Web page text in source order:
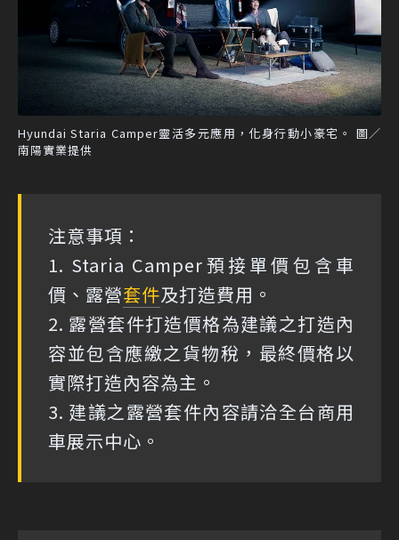
Hyundai Staria Camper靈活多元應用，化身行動小豪宅。 圖／
南陽實業提供
注意事項：
1. Staria Camper預接單價包含車
價、露營套件及打造費用。
2. 露營套件打造價格為建議之打造內
容並包含應繳之貨物稅，最終價格以
實際打造內容為主。
3. 建議之露營套件內容請洽全台商用
車展示中心。